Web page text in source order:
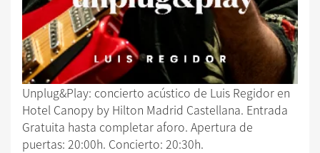
Unplug&Play: concierto acústico de Luis Regidor en
Hotel Canopy by Hilton Madrid Castellana. Entrada
Gratuita hasta completar aforo. Apertura de
puertas: 20:00h. Concierto: 20:30h.